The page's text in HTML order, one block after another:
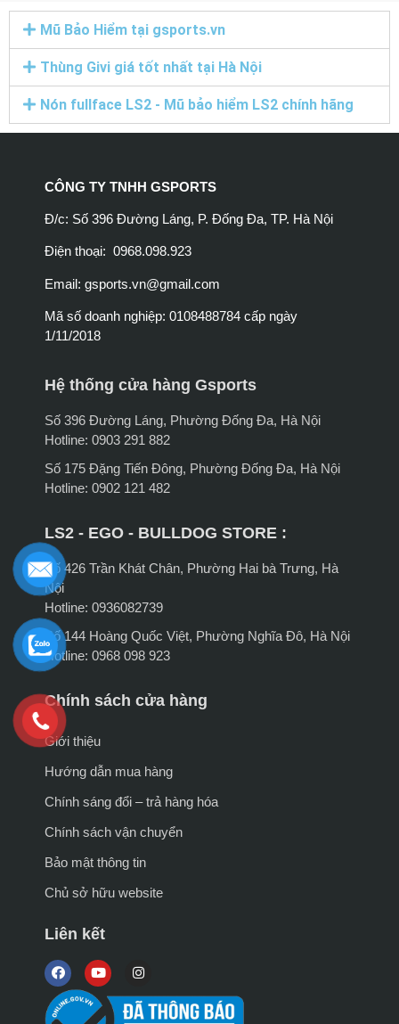
Mũ Bảo Hiểm tại gsports.vn
Thùng Givi giá tốt nhất tại Hà Nội
Nón fullface LS2 - Mũ bảo hiểm LS2 chính hãng
CÔNG TY TNHH GSPORTS
Đ/c: Số 396 Đường Láng, P. Đống Đa, TP. Hà Nội
Điện thoại: 0968.098.923
Email: gsports.vn@gmail.com
Mã số doanh nghiệp: 0108488784 cấp ngày
1/11/2018
Hệ thống cửa hàng Gsports
Số 396 Đường Láng, Phường Đống Đa, Hà Nội
Hotline: 0903 291 882
Số 175 Đặng Tiến Đông, Phường Đống Đa, Hà Nội
Hotline: 0902 121 482
LS2 - EGO - BULLDOG STORE :
Số 426 Trần Khát Chân, Phường Hai bà Trưng, Hà
Nội
Hotline: 0936082739
Số 144 Hoàng Quốc Việt, Phường Nghĩa Đô, Hà Nội
Hotline: 0968 098 923
Chính sách cửa hàng
Giới thiệu
Hướng dẫn mua hàng
Chính sáng đổi – trả hàng hóa
Chính sách vận chuyển
Bảo mật thông tin
Chủ sở hữu website
Liên kết